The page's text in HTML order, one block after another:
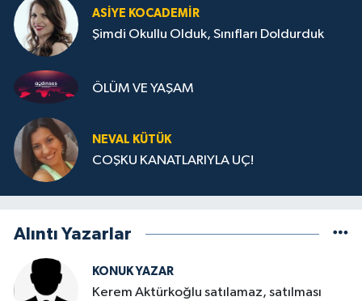
ASIYE KOCADEMİR
Şimdi Okullu Olduk, Sınıfları Doldurduk
ÖLÜM VE YAŞAM
NEVAL KÜTÜK
COŞKU KANATLARIYLA UÇ!
Alıntı Yazarlar
KONUK YAZAR
Kerem Aktürkoğlu satılamaz, satılması